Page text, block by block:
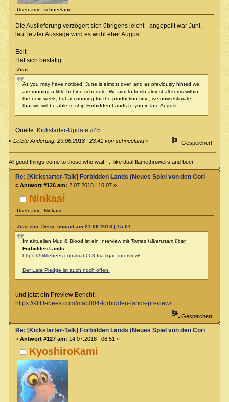
Username: schneeland
Die Auslieferung verzögert sich übrigens leicht - angepeilt war Juni,
laut letzter Aussage wird es wohl eher August.
Edit:
Hat sich bestätigt:
Zitat
As you may have noticed, June is almost over, and as previously hinted we
are running a little behind schedule. We aim to finish almost all items within
the next week, but accounting for the production time, we now estimate
that we will be able to ship Forbidden Lands to you in late August.
Quelle: Kickstarter-Update #45
«Letzte Änderung: 29.06.2018 | 23:41 von schneeland» Gespeichert
All good things come to those who wait! ... like dual flamethrowers and beer.
Ninkasi
Username: Ninkasi
Re: [Kickstarter-Talk] Forbidden Lands (Neues Spiel von den Coriolis-
« Antwort #126 am: 2.07.2018 | 10:07 »
Zitat von: Deep_Impact am 21.06.2018 | 15:01
Im aktuellen Mud & Blood ist ein Interview mit Tomas Härenstamüber
Forbidden Lands.
https://9littlebees.com/mab003-fria-ligan-interview/
Der Late Pledge ist auch noch offen.
und jetzt ein Preview Bericht:
https://9littlebees.com/mab004-forbidden-lands-preview/
Gespeichert
KyoshiroKami
Re: [Kickstarter-Talk] Forbidden Lands (Neues Spiel von den Coriolis-
« Antwort #127 am: 14.07.2018 | 06:51 »